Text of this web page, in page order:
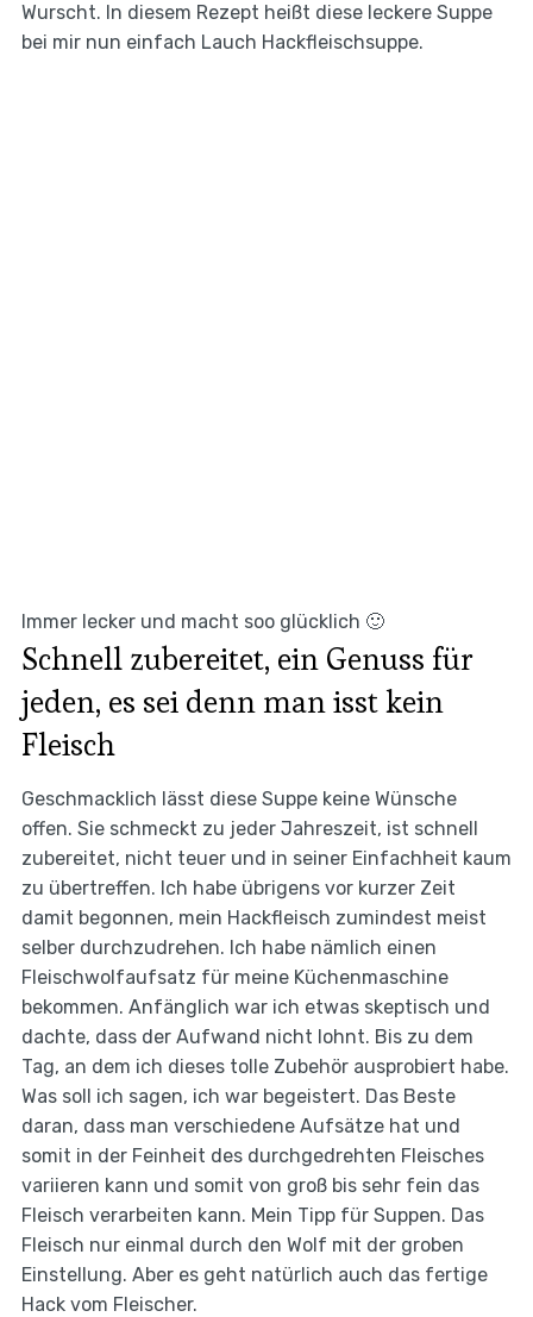
Wurscht. In diesem Rezept heißt diese leckere Suppe
bei mir nun einfach Lauch Hackfleischsuppe.
Immer lecker und macht soo glücklich 🙂
Schnell zubereitet, ein Genuss für
jeden, es sei denn man isst kein
Fleisch
Geschmacklich lässt diese Suppe keine Wünsche
offen. Sie schmeckt zu jeder Jahreszeit, ist schnell
zubereitet, nicht teuer und in seiner Einfachheit kaum
zu übertreffen. Ich habe übrigens vor kurzer Zeit
damit begonnen, mein Hackfleisch zumindest meist
selber durchzudrehen. Ich habe nämlich einen
Fleischwolfaufsatz für meine Küchenmaschine
bekommen. Anfänglich war ich etwas skeptisch und
dachte, dass der Aufwand nicht lohnt. Bis zu dem
Tag, an dem ich dieses tolle Zubehör ausprobiert habe.
Was soll ich sagen, ich war begeistert. Das Beste
daran, dass man verschiedene Aufsätze hat und
somit in der Feinheit des durchgedrehten Fleisches
variieren kann und somit von groß bis sehr fein das
Fleisch verarbeiten kann. Mein Tipp für Suppen. Das
Fleisch nur einmal durch den Wolf mit der groben
Einstellung. Aber es geht natürlich auch das fertige
Hack vom Fleischer.